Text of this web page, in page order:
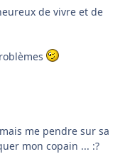
de vivre et de
me pendre sur sa
mon copain ... :?